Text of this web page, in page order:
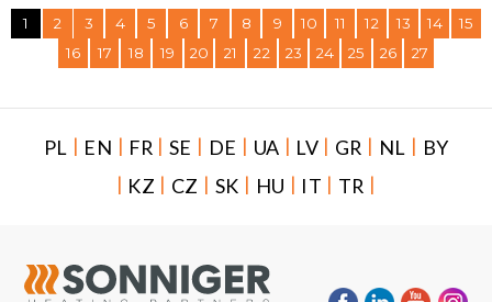
1 2 3 4 5 6 7 8 9 10 11 12 13 14
15
16
17 18 19 20 21 22 23 24 25 26 27
PL | EN | FR | SE | DE | UA | LV | GR | NL | BY
| KZ | CZ | SK | HU | IT | TR |